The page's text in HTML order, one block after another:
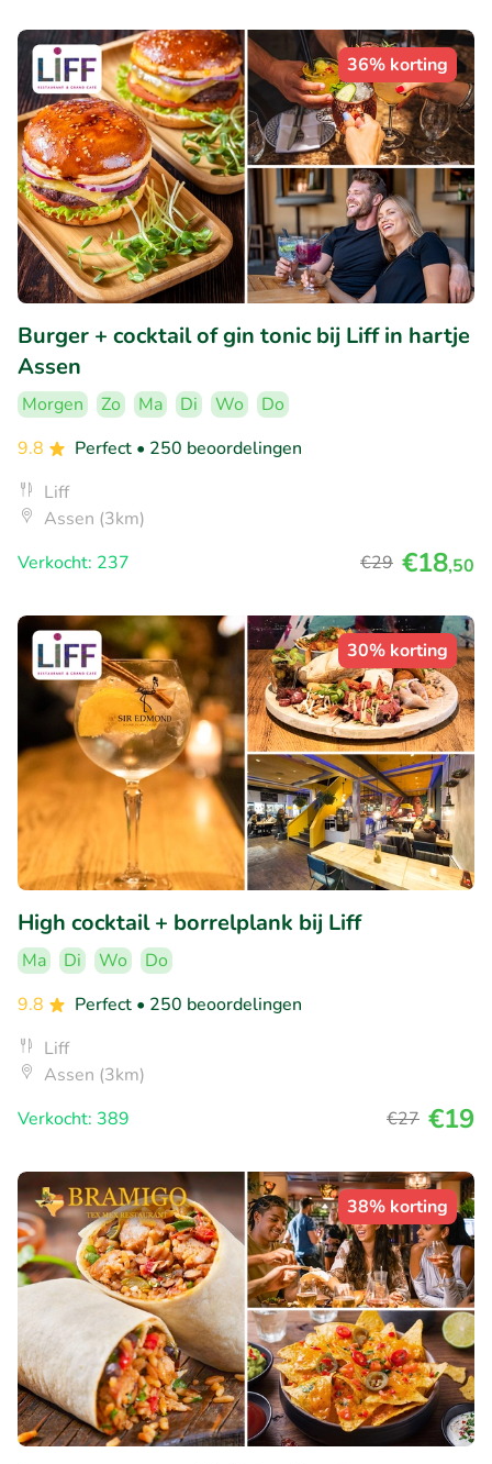
36% korting
Burger + cocktail of gin tonic bij Liff in hartje
Assen
Morgen Zo Ma Di Wo
Do
9.8
Perfect • 250 beoordelingen
Liff
Assen (3km)
Verkocht: 237
€29 €18,50
30% korting
High cocktail + borrelplank bij Liff
Ma Di Wo
Do
9.8
Perfect • 250 beoordelingen
Liff
Assen (3km)
Verkocht: 389
€27 €19
38% korting